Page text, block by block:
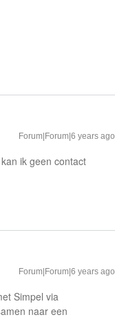
Forum|Forum|6 years ago
ik geen contact
Forum|Forum|6 years ago
Simpel via
naar een